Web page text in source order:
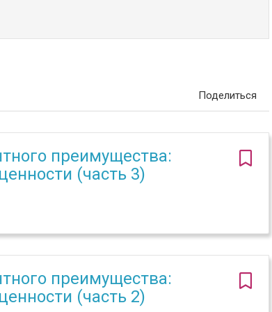
Поделиться
преимущества:
(часть 3)
преимущества:
(часть 2)